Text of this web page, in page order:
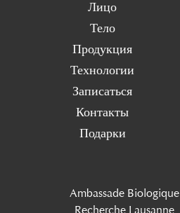
Лицо
Тело
Продукция
Технологии
Записаться
Контакты
Подарки
Ambassade Biologique
Recherche Lausanne